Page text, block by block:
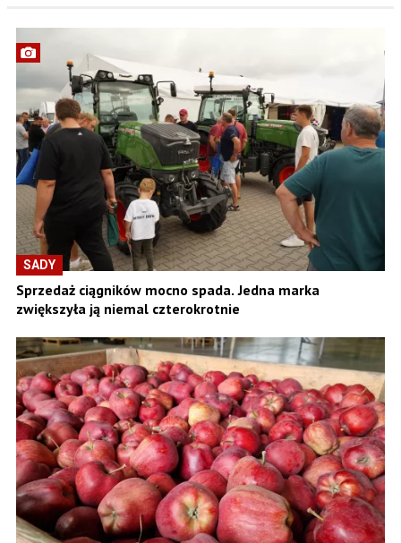
SADY
Sprzedaż ciągników mocno spada. Jedna marka
zwiększyła ją niemal czterokrotnie